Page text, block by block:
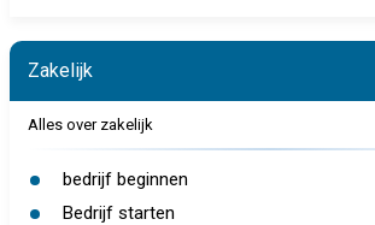
Zakelijk
Alles over zakelijk
bedrijf beginnen
Bedrijf starten